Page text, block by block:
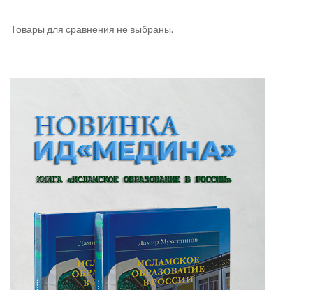
Товары для сравнения не выбраны.